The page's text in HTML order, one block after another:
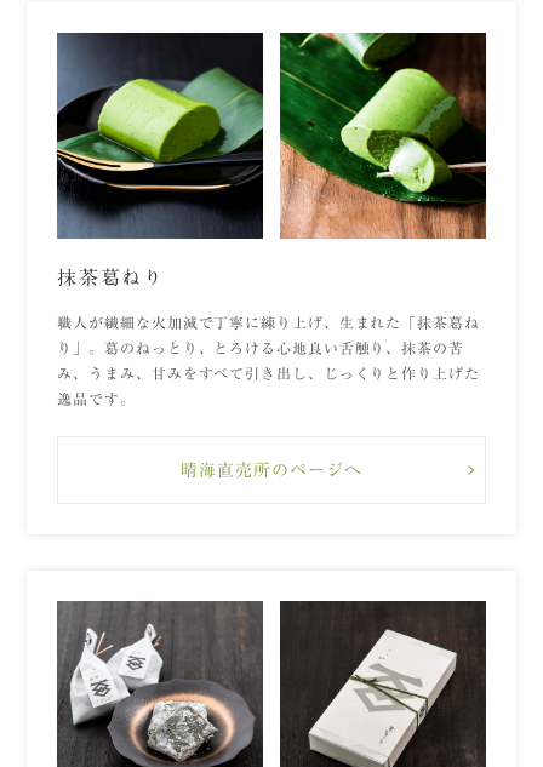
抹茶葛ねり
職人が繊細な火加減で丁寧に練り上げ、生まれた「抹茶葛ね
り」。葛のねっとり、とろける心地良い舌触り、抹茶の苦
み、うまみ、甘みをすべて引き出し、じっくりと作り上げた
逸品です。
晴海直売所のページへ